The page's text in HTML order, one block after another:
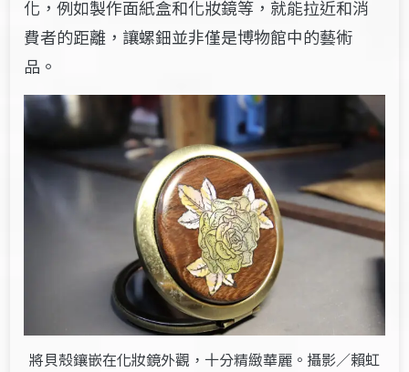
化，例如製作面紙盒和化妝鏡等，就能拉近和消
費者的距離，讓螺鈿並非僅是博物館中的藝術
品。
將貝殼鑲嵌在化妝鏡外觀，十分精緻華麗。攝影／賴虹